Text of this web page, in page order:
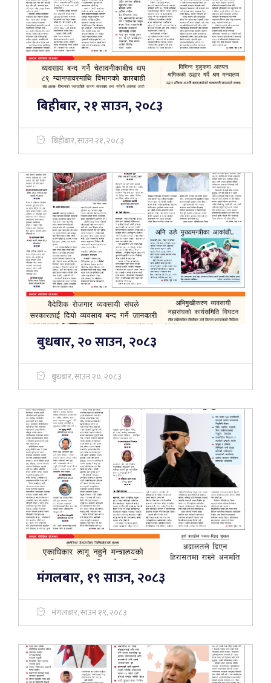
बिहीबार, २१ साउन, २०८३
बिहीबार, साउन २१, २०८३
बुधबार, २० साउन, २०८३
बुधबार, साउन २०, २०८३
मंगलबार, १९ साउन, २०८३
मंगलबार, साउन १९, २०८३